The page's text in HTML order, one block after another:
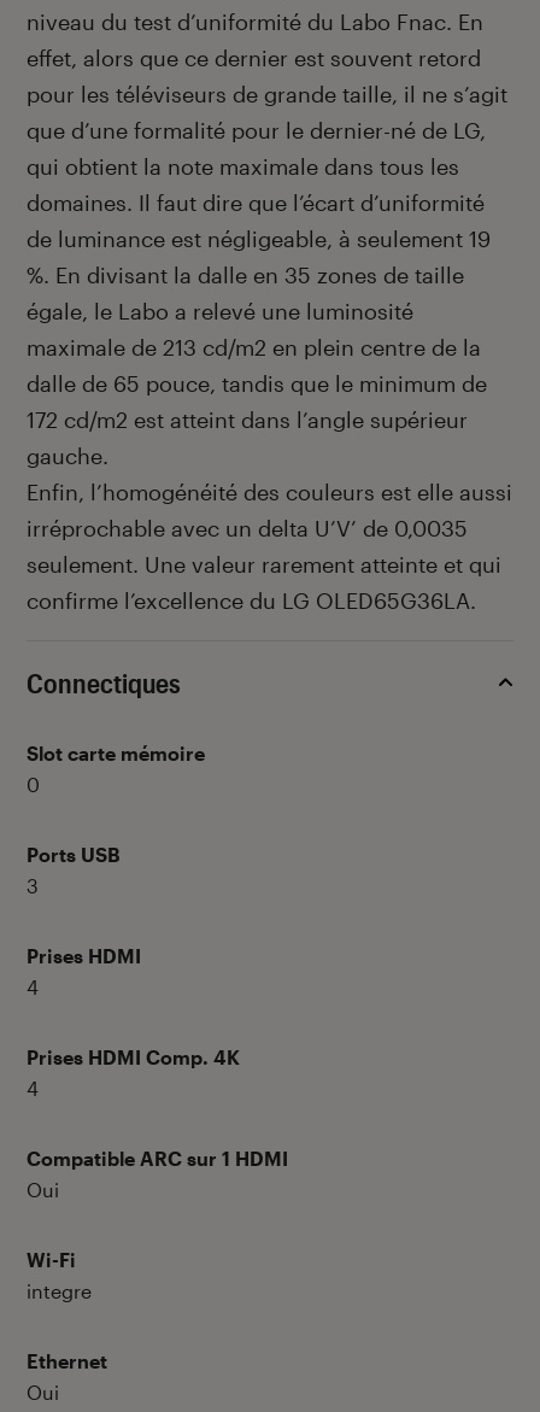
niveau du test d’uniformité du Labo Fnac. En
effet, alors que ce dernier est souvent retord
pour les téléviseurs de grande taille, il ne s’agit
que d’une formalité pour le dernier-né de LG,
qui obtient la note maximale dans tous les
domaines. Il faut dire que l’écart d’uniformité
de luminance est négligeable, à seulement 19
%. En divisant la dalle en 35 zones de taille
égale, le Labo a relevé une luminosité
maximale de 213 cd/m2 en plein centre de la
dalle de 65 pouce, tandis que le minimum de
172 cd/m2 est atteint dans l’angle supérieur
gauche.
Enfin, l’homogénéité des couleurs est elle aussi
irréprochable avec un delta U’V’ de 0,0035
seulement. Une valeur rarement atteinte et qui
confirme l’excellence du LG OLED65G36LA.
Connectiques
Slot carte mémoire
0
Ports USB
3
Prises HDMI
4
Prises HDMI Comp. 4K
4
Compatible ARC sur 1 HDMI
Oui
Wi-Fi
integre
Ethernet
Oui